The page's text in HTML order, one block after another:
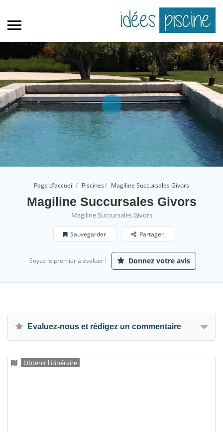
Page d'accueil Piscines Magiline Succursales Givors
Magiline Succursales Givors
Magiline Succursales Givors
Sauvegarder Partager
Soyez le premier à évaluer ! Donnez votre avis
Evaluez-nous et rédigez un commentaire
Obtenir l'itinéraire